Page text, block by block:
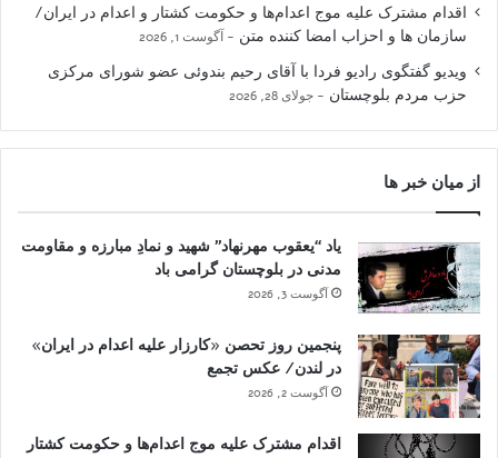
اقدام مشترک علیه موج اعدام‌ها و حکومت کشتار و اعدام در ایران/
سازمان ها و احزاب امضا کننده متن
آگوست 1, 2026
ویدیو گفتگوی رادیو فردا با آقای رحیم بندوئی عضو شورای مرکزی
حزب مردم بلوچستان
جولای 28, 2026
از میان خبر ها
یاد “یعقوب مهرنهاد” شهید و نمادِ مبارزه و مقاومت
مدنی در بلوچستان گرامی باد
آگوست 3, 2026
پنجمین روز تحصن «کارزار علیه اعدام در ایران»
در لندن/ عکس تجمع
آگوست 2, 2026
اقدام مشترک علیه موج اعدام‌ها و حکومت کشتار